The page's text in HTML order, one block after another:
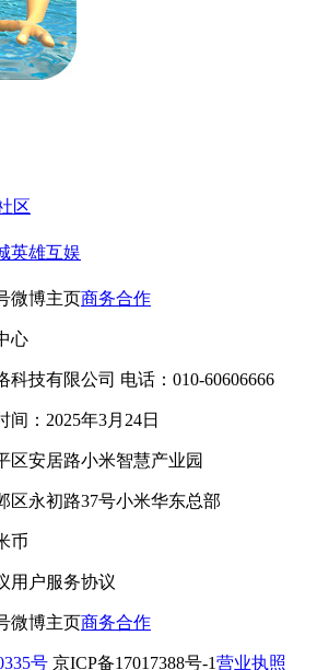
区
英雄互娱
微博主页商务合作
心
技有限公司 电话：010-60606666
间：2025年3月24日
区安居路小米智慧产业园
区永初路37号小米华东总部
币
用户服务协议
微博主页商务合作
号 京ICP备17017388号-1营业执照